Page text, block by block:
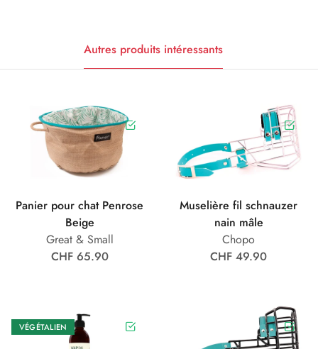
Autres produits intéressants
Panier pour chat Penrose
Beige
Great & Small
CHF 65.90
Muselière fil schnauzer
nain mâle
Chopo
CHF 49.90
VÉGÉTALIEN